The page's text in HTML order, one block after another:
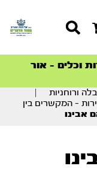
המלך
וכלים – אור
>המלך
ורוחניות
– המקשרים בין